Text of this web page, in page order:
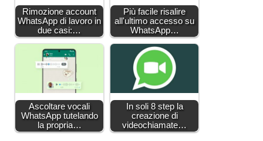
Rimozione account
WhatsApp di lavoro in
due casi:…
Più facile risalire
all'ultimo accesso su
WhatsApp…
Ascoltare vocali
WhatsApp tutelando
la propria…
In soli 8 step la
creazione di
videochiamate…